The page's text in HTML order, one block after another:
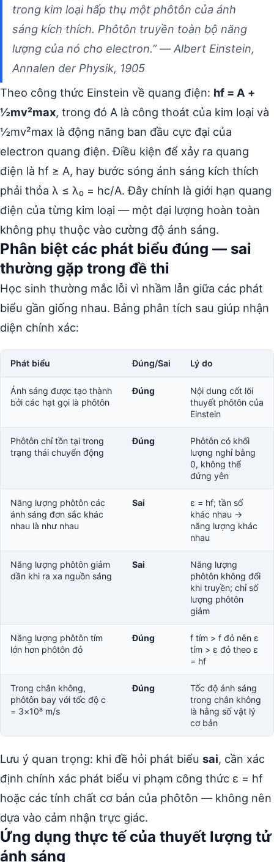
trong kim loại hấp thụ một phôtôn của ánh
sáng kích thích. Phôtôn truyền toàn bộ năng
lượng của nó cho electron.” —Albert Einstein,
Annalen der Physik, 1905
Theo công thức Einstein về quang điện: hf = A +
½mv²max, trong đó A là công thoát của kim loại và
½mv²max là động năng ban đầu cực đại của
electron quang điện. Điều kiện để xảy ra quang
điện là hf ≥ A, hay bước sóng ánh sáng kích thích
phải thỏa λ ≤ λ₀ = hc/A. Đây chính là giới hạn quang
điện của từng kim loại — một đại lượng hoàn toàn
không phụ thuộc vào cường độ ánh sáng.
Phân biệt các phát biểu đúng — sai
thường gặp trong đề thi
Học sinh thường mắc lỗi vì nhầm lẫn giữa các phát
biểu gần giống nhau. Bảng phân tích sau giúp nhận
diện chính xác:
Phát biểu Đúng/Sai Lý do
Ánh sáng được tạo thành
bởi các hạt gọi là phôtôn
Đúng
Nội dung cốt lõi
thuyết phôtôn của
Einstein
Phôtôn chỉ tồn tại trong
trạng thái chuyển động
Đúng
Phôtôn có khối
lượng nghỉ bằng
0, không thể
đứng yên
Năng lượng phôtôn các
ánh sáng đơn sắc khác
nhau là như nhau
Sai
ε = hf; tần số
khác nhau →
năng lượng khác
nhau
Năng lượng phôtôn giảm
dần khi ra xa nguồn sáng
Sai
Năng lượng
phôtôn không đổi
khi truyền; chỉ số
lượng phôtôn
giảm
Năng lượng phôtôn tím
lớn hơn phôtôn đỏ
Đúng
f tím > f đỏ nên ε
tím > ε đỏ theo ε
= hf
Trong chân không,
phôtôn bay với tốc độ c
= 3×10⁸ m/s
Đúng
Tốc độ ánh sáng
trong chân không
là hằng số vật lý
cơ bản
Lưu ý quan trọng: khi đề hỏi phát biểu sai, cần xác
định chính xác phát biểu vi phạm công thức ε = hf
hoặc các tính chất cơ bản của phôtôn — không nên
dựa vào cảm nhận trực giác.
Ứng dụng thực tế của thuyết lượng tử
ánh sáng